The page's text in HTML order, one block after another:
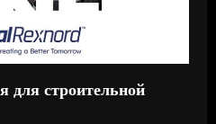
для строительной